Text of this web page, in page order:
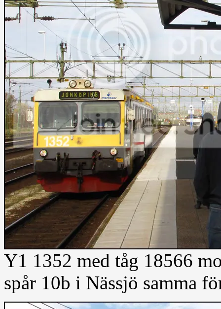
Y1 1352 med tåg 18566
spår 10b i Nässjö samma